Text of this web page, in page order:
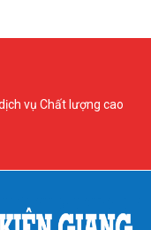
vụ Chất lượng cao